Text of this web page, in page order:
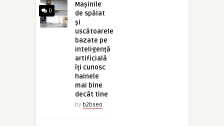
0
Mașinile
de spălat
și
uscătoarele
bazate pe
inteligență
artificială
îți cunosc
hainele
mai bine
decât tine
by b2bseo